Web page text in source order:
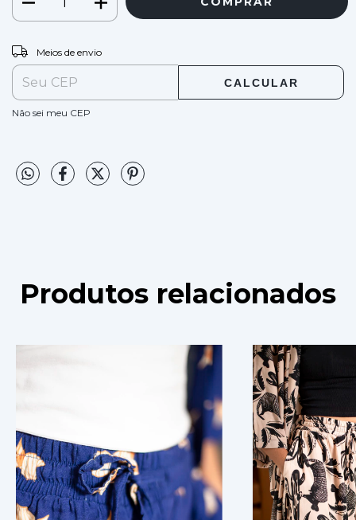
Entregas para o CEP:
Meios de envio
CALCULAR
Não sei meu CEP
Produtos relacionados